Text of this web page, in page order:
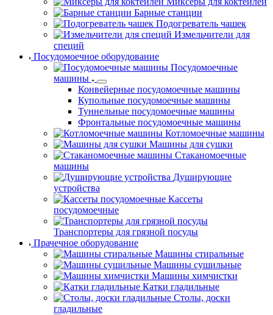
Барные станции
Подогреватель чашек
Измельчители для
специй
Посудомоечное оборудование
Посудомоечные
машины
Конвейерные посудомоечные машины
Купольные посудомоечные машины
Туннельные посудомоечные машины
Фронтальные посудомоечные машины
Котломоечные машины
Машины для сушки
Стаканомоечные
машины
Душирующие
устройства
Кассеты
посудомоечные
Транспортеры для грязной посуды
Прачечное оборудование
Машины стиральные
Машины сушильные
Машины химчистки
Катки гладильные
Столы, доски
гладильные